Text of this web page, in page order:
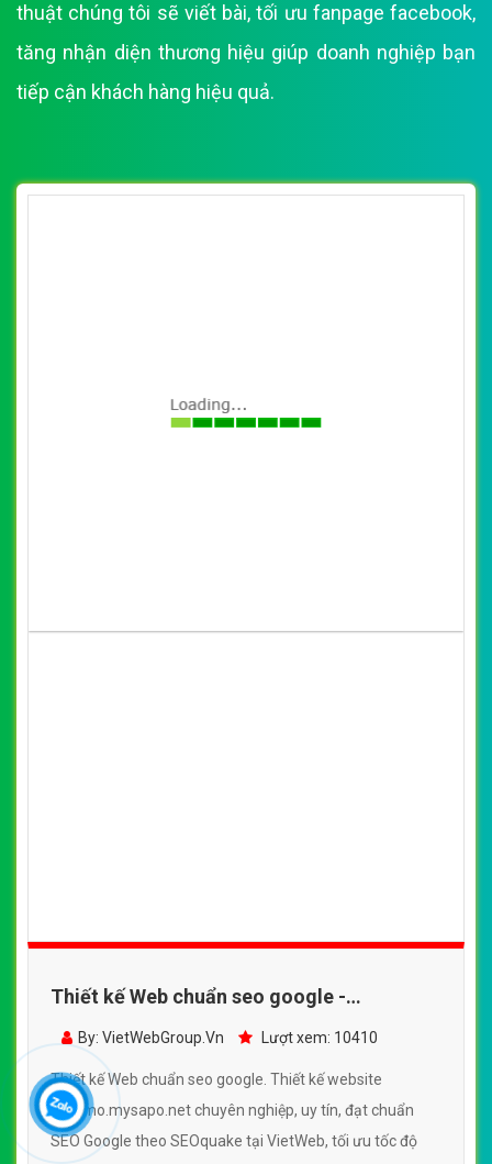
thuật chúng tôi sẽ viết bài, tối ưu fanpage facebook,
tăng nhận diện thương hiệu giúp doanh nghiệp bạn
tiếp cận khách hàng hiệu quả.
Thiết kế Web chuẩn seo google -
amomo.mysapo.net
By: VietWebGroup.Vn Lượt xem: 10410
Thiết kế Web chuẩn seo google. Thiết kế website
amomo.mysapo.net chuyên nghiệp, uy tín, đạt chuẩn
SEO Google theo SEOquake tại VietWeb, tối ưu tốc độ